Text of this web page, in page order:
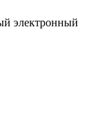
электронный